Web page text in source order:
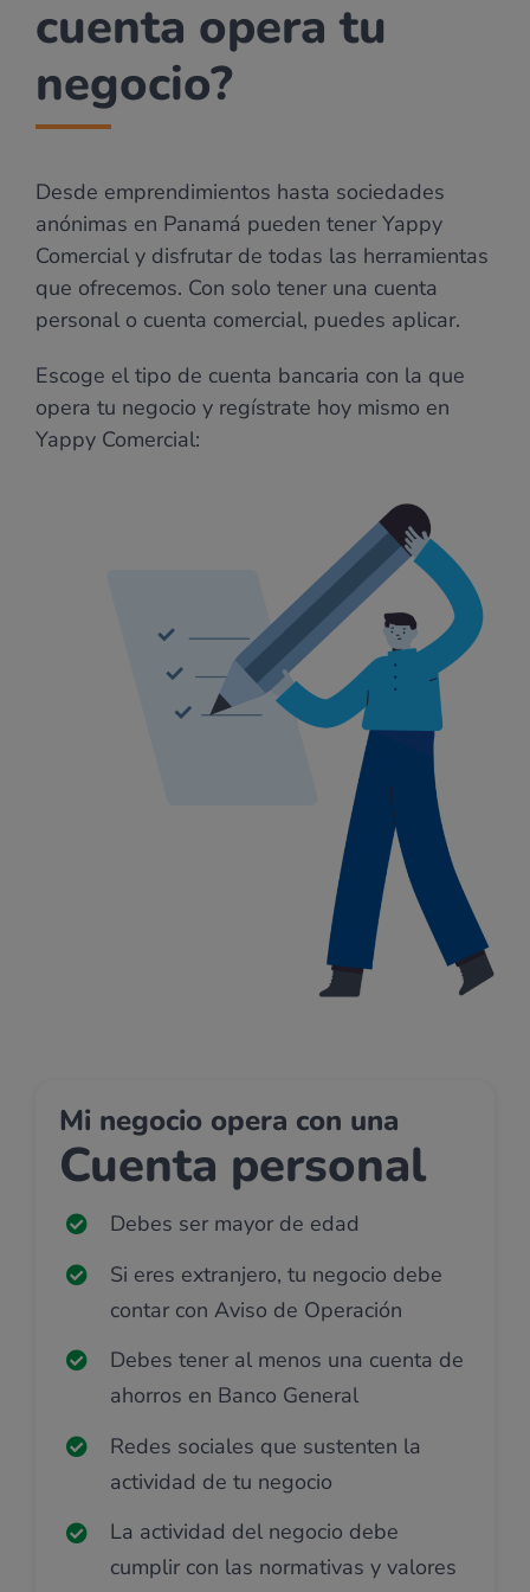
cuenta opera tu
negocio?
Desde emprendimientos hasta sociedades
anónimas en Panamá pueden tener Yappy
Comercial y disfrutar de todas las herramientas
que ofrecemos. Con solo tener una cuenta
personal o cuenta comercial, puedes aplicar.
Escoge el tipo de cuenta bancaria con la que
opera tu negocio y regístrate hoy mismo en
Yappy Comercial:
Mi negocio opera con una
Cuenta personal
Debes ser mayor de edad
Si eres extranjero, tu negocio debe
contar con Aviso de Operación
Debes tener al menos una cuenta de
ahorros en Banco General
Redes sociales que sustenten la
actividad de tu negocio
La actividad del negocio debe
cumplir con las normativas y valores